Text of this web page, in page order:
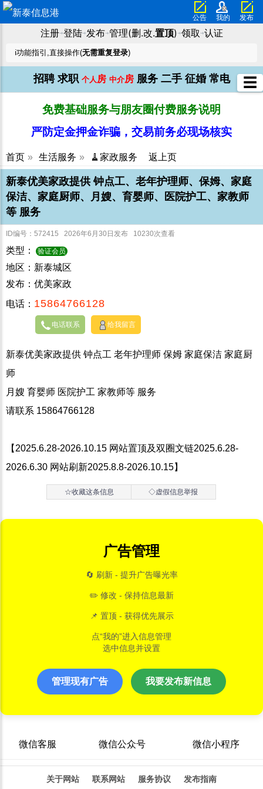
公告 我的 发布
注册➜登陆➜发布➜管理(删.改.置顶) ➜领取 ➜认证
ℹ️功能指引,直接操作(无需重复登录)
招聘 求职 个人 房 中介房 服务 二手 征婚 常电
免费基础服务与朋友圈付费服务说明
严防定金押金诈骗，交易前务必现场核实
首页 » 生活服务 » 🧹家政服务 返上页
新泰优美家政提供 钟点工、老年护理师、保姆、家庭
保洁、家庭厨师、月嫂、育婴师、医院护工、家教师
等 服务
ID编号：572415 2026年6月30日发布 10230次查看
类型： 验证会员
地区：新泰城区
发布：优美家政
电话： 15864766128
电话联系 给我留言
新泰优美家政提供 钟点工 老年护理师 保姆 家庭保洁 家庭厨
师
月嫂 育婴师 医院护工 家教师等 服务
请联系 15864766128
【2025.6.28-2026.10.15 网站置顶及双圈文链2025.6.28-
2026.6.30 网站刷新2025.8.8-2026.10.15】
☆收藏这条信息 ◇虚假信息举报
广告管理
🔄 刷新 - 提升广告曝光率
✏️ 修改 - 保持信息最新
📌 置顶 - 获得优先展示
点“我的”进入信息管理
选中信息并设置
管理现有广告 我要发布新信息
微信客服 微信公众号 微信小程序
关于网站 联系网站 服务协议 发布指南
☰